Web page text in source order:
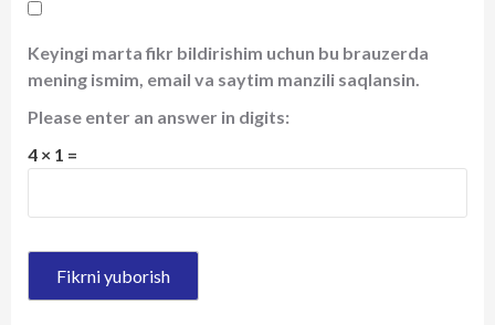
Keyingi marta fikr bildirishim uchun bu brauzerda
mening ismim, email va saytim manzili saqlansin.
Please enter an answer in digits:
4 × 1 =